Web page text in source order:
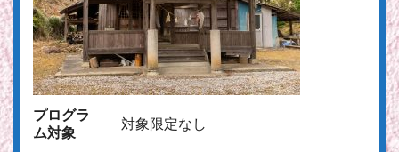
プログラ
ム対象
対象限定なし